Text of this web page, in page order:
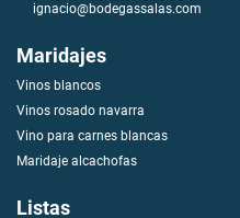
ignacio@bodegassalas.com
Maridajes
Vinos blancos
Vinos rosado navarra
Vino para carnes blancas
Maridaje alcachofas
Listas